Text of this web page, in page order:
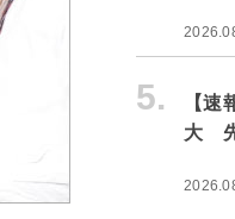
5.
【
大